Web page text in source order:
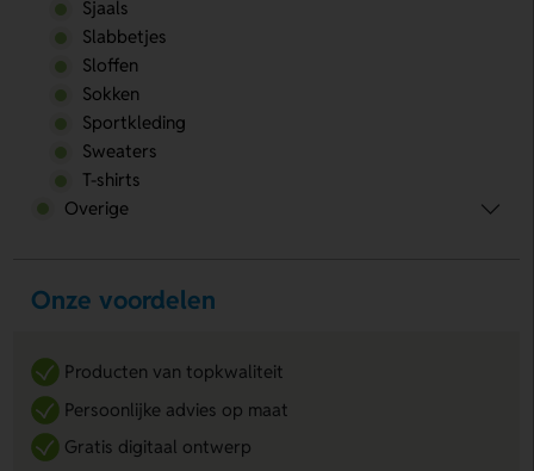
Sjaals
Slabbetjes
Sloffen
Sokken
Sportkleding
Sweaters
T-shirts
Overige
Onze voordelen
Producten van topkwaliteit
Persoonlijke advies op maat
Gratis digitaal ontwerp